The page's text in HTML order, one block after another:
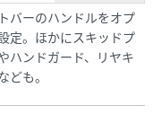
バーのハンドルをオプ
定。ほかにスキッドプ
ハンドガード、リヤキ
ども。